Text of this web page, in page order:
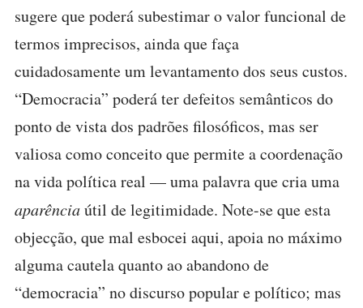
sugere que poderá subestimar o valor funcional de
termos imprecisos, ainda que faça
cuidadosamente um levantamento dos seus custos.
“Democracia” poderá ter defeitos semânticos do
ponto de vista dos padrões filosóficos, mas ser
valiosa como conceito que permite a coordenação
na vida política real — uma palavra que cria uma
aparênciaútil de legitimidade. Note-se que esta
objecção, que mal esbocei aqui, apoia no máximo
alguma cautela quanto ao abandono de
“democracia” no discurso popular e político; mas